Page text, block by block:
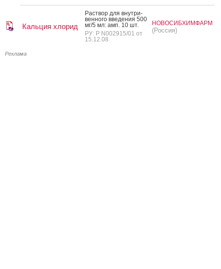
Кальция хлорид
Рас­твор для внут­ри­
вен­но­го вве­дения 500
мг/5 мл: амп. 10 шт.
РУ: Р N002915/01 от
15.12.08
НОВОСИБХИМФАРМ
(Россия)
Реклама